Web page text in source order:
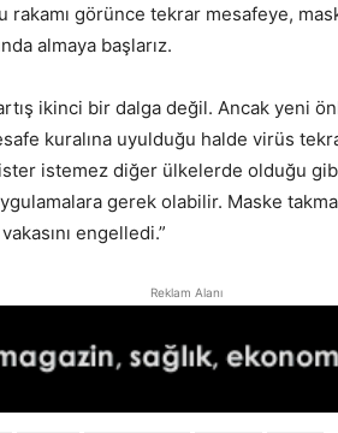
görünce tekrar mesafeye,
almaya başlarız.
ikinci bir dalga değil. Ancak yeni
kuralına uyulduğu halde virüs
istemez diğer ülkelerde olduğu
gerek olabilir. Maske
engelledi.”
Reklam Alanı